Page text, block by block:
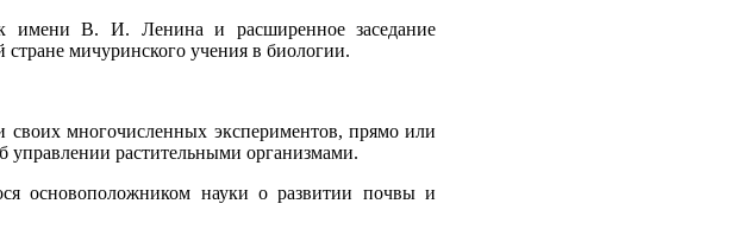
имени В. И. Ленина и расширенное заседание
мичуринского учения в биологии.
многочисленных экспериментов, прямо или
управлении растительными организмами.
основоположником науки о развитии почвы и